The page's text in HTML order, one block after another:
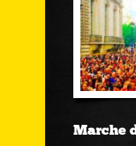
Marche